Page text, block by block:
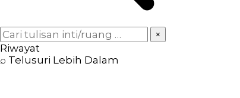
×
Riwayat
⌕ Telusuri Lebih Dalam